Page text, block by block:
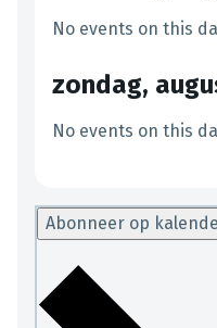
No events on this
zondag,
No events on this
Abonneer op